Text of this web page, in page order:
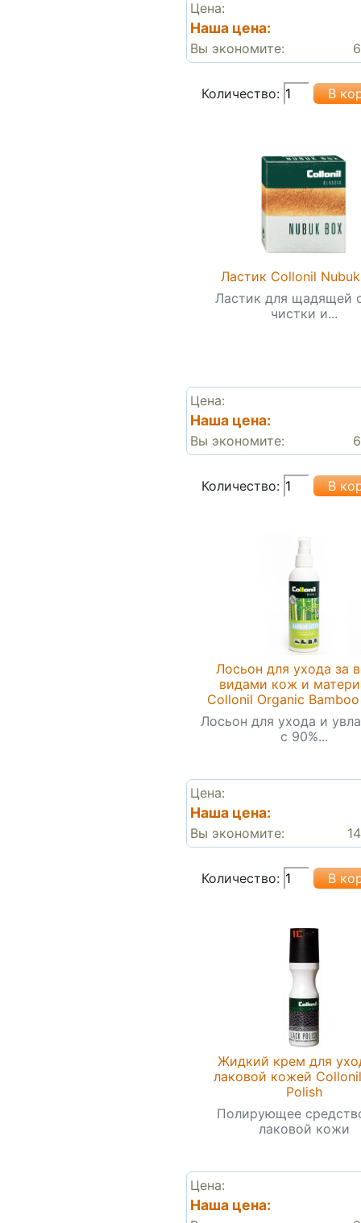
Цена:
Наша цена:
Вы экономите:
Количество:
Ластик Collonil
Ластик для щадящей
чистки и...
Цена:
Наша цена:
Вы экономите:
Количество:
Лосьон для ухода за
видами кож и
Collonil Organic
Лосьон для ухода и
с 90%...
Цена:
Наша цена:
Вы экономите:
Количество:
Жидкий крем для
лаковой кожей
Polish
Полирующее
лаковой кожи
Цена:
Наша цена: